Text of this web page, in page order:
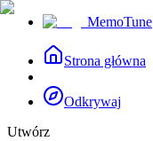
MemoTune
Strona główna
Odkrywaj
Utwórz